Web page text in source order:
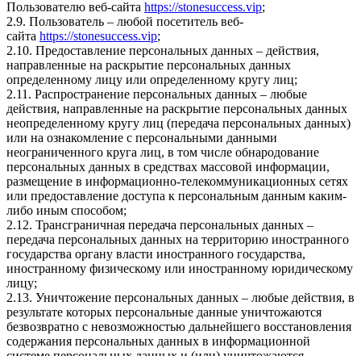
Пользователю веб-сайта https://stonesuccess.vip;
2.9. Пользователь – любой посетитель веб-
сайта https://stonesuccess.vip;
2.10. Предоставление персональных данных – действия,
направленные на раскрытие персональных данных
определенному лицу или определенному кругу лиц;
2.11. Распространение персональных данных – любые
действия, направленные на раскрытие персональных данных
неопределенному кругу лиц (передача персональных данных)
или на ознакомление с персональными данными
неограниченного круга лиц, в том числе обнародование
персональных данных в средствах массовой информации,
размещение в информационно-телекоммуникационных сетях
или предоставление доступа к персональным данным каким-
либо иным способом;
2.12. Трансграничная передача персональных данных –
передача персональных данных на территорию иностранного
государства органу власти иностранного государства,
иностранному физическому или иностранному юридическому
лицу;
2.13. Уничтожение персональных данных – любые действия, в
результате которых персональные данные уничтожаются
безвозвратно с невозможностью дальнейшего восстановления
содержания персональных данных в информационной